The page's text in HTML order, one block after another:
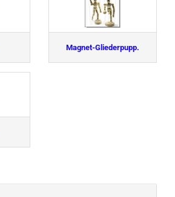
Magnet-Gliederpupp.